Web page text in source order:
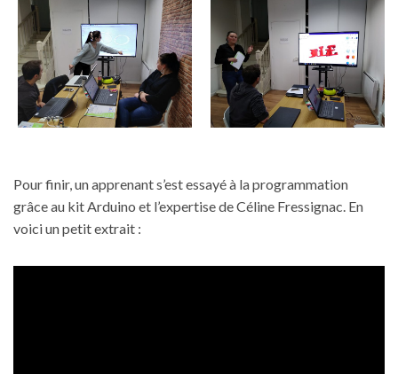
Pour finir, un apprenant s’est essayé à la programmation
grâce au kit Arduino et l’expertise de Céline Fressignac. En
voici un petit extrait :